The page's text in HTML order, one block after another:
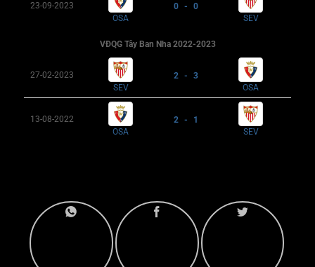
23-09-2023
OSA
0 - 0
SEV
VĐQG Tây Ban Nha 2022-2023
27-02-2023
SEV
2 - 3
OSA
13-08-2022
OSA
2 - 1
SEV